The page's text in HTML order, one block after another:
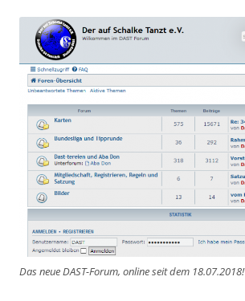
Das neue DAST-Forum, online seit dem 18.07.2018!